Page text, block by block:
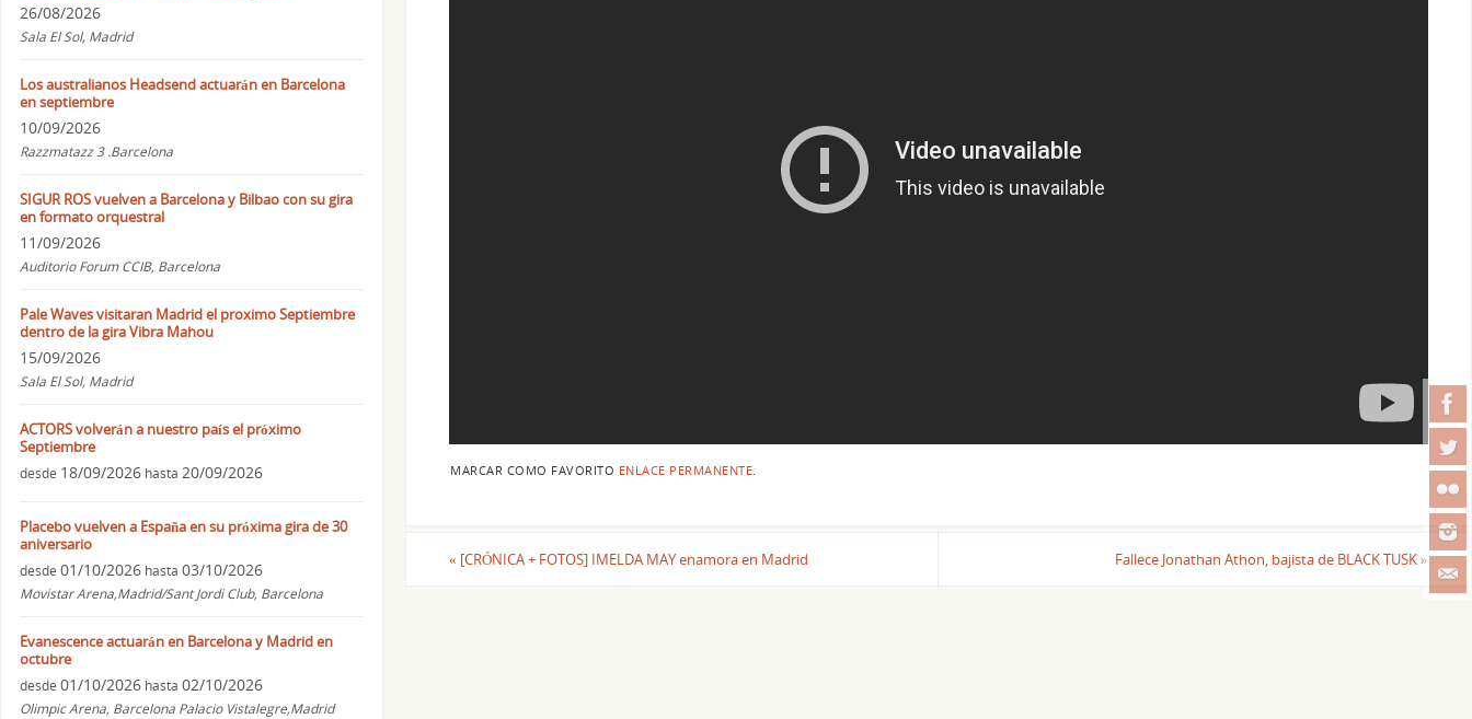
MARCAR COMO FAVORITO ENLACE PERMANENTE.
« [CRÓNICA + FOTOS] IMELDA MAY enamora en Madrid Fallece Jonathan Athon, bajista de BLACK TUSK»
26/08/2026
Sala El Sol, Madrid
Los australianos Headsend actuarán en Barcelona
en septiembre
10/09/2026
Razzmatazz 3 .Barcelona
SIGUR ROS vuelven a Barcelona y Bilbao con su gira
en formato orquestral
11/09/2026
Auditorio Forum CCIB, Barcelona
Pale Waves visitaran Madrid el proximo Septiembre
dentro de la gira Vibra Mahou
15/09/2026
Sala El Sol, Madrid
ACTORS volverán a nuestro país el próximo
Septiembre
desde 18/09/2026 hasta 20/09/2026
Placebo vuelven a España en su próxima gira de 30
aniversario
desde 01/10/2026 hasta 03/10/2026
Movistar Arena,Madrid/Sant Jordi Club, Barcelona
Evanescence actuarán en Barcelona y Madrid en
octubre
desde 01/10/2026 hasta 02/10/2026
Olimpic Arena, Barcelona Palacio Vistalegre,Madrid